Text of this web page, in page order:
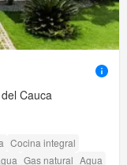
Cauca
Cocina integral
Gas natural Agua